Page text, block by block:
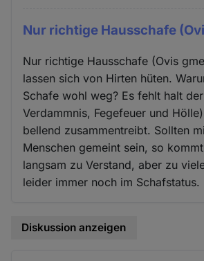
Nur richtige Hausschafe
Nur richtige Hausschafe (Ovis
lassen sich von Hirten hüten.
Schafe wohl weg? Es fehlt halt
Verdammnis, Fegefeuer und
bellend zusammentreibt. Sollten
Menschen gemeint sein, so
langsam zu Verstand, aber zu
leider immer noch im Schafstatus.
Diskussion anzeigen